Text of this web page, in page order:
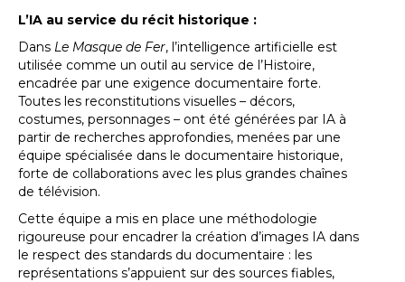
L’IA au service du récit historique :
Dans Le Masque de Fer, l’intelligence artificielle est
utilisée comme un outil au service de l’Histoire,
encadrée par une exigence documentaire forte.
Toutes les reconstitutions visuelles – décors,
costumes, personnages – ont été générées par IA à
partir de recherches approfondies, menées par une
équipe spécialisée dans le documentaire historique,
forte de collaborations avec les plus grandes chaînes
de télévision.
Cette équipe a mis en place une méthodologie
rigoureuse pour encadrer la création d’images IA dans
le respect des standards du documentaire : les
représentations s’appuient sur des sources fiables,